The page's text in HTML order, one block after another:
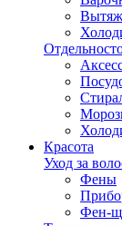
Красота
Уход за
Фены
Фен-